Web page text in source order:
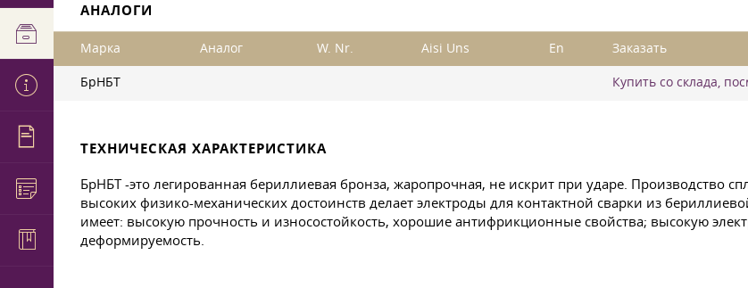
АНАЛОГИ
Марка Аналог W. Nr. Aisi Uns En Заказать
БрНБТ Купить со склада,
ТЕХНИЧЕСКАЯ ХАРАКТЕРИСТИКА
БрНБТ -это легированная бериллиевая бронза, жаропрочная, не искрит при ударе. Производство
высоких физико-механических достоинств делает электроды для контактной сварки из
имеет: высокую прочность и износостойкость, хорошие антифрикционные свойства; высокую
деформируемость.